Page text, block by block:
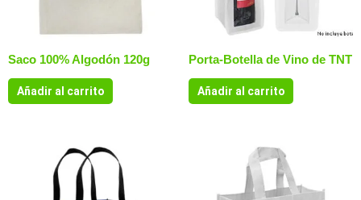
Saco 100% Algodón 120g
Añadir al carrito
Porta-Botella de Vino de TNT
Añadir al carrito